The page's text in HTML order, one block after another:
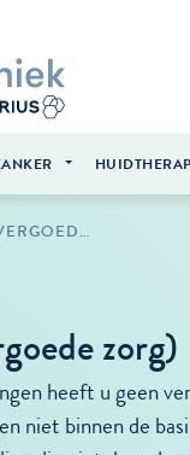
PRIJSLIJST (NIET VERGOEDE ZORG)
zorg)
heeft u geen
niet binnen de